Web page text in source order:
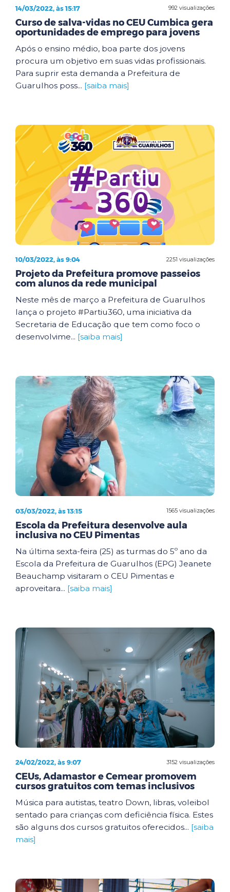
992 visualizações
14/03/2022, às 15:17
Curso de salva-vidas no CEU Cumbica gera
oportunidades de emprego para jovens
Após o ensino médio, boa parte dos jovens
procura um objetivo em suas vidas profissionais.
Para suprir esta demanda a Prefeitura de
Guarulhos poss... [saiba mais]
2251 visualizações
10/03/2022, às 9:04
Projeto da Prefeitura promove passeios
com alunos da rede municipal
Neste mês de março a Prefeitura de Guarulhos
lança o projeto #Partiu360, uma iniciativa da
Secretaria de Educação que tem como foco o
desenvolvime... [saiba mais]
1565 visualizações
03/03/2022, às 13:15
Escola da Prefeitura desenvolve aula
inclusiva no CEU Pimentas
Na última sexta-feira (25) as turmas do 5º ano da
Escola da Prefeitura de Guarulhos (EPG) Jeanete
Beauchamp visitaram o CEU Pimentas e
aproveitara... [saiba mais]
3152 visualizações
24/02/2022, às 9:07
CEUs, Adamastor e Cemear promovem
cursos gratuitos com temas inclusivos
Música para autistas, teatro Down, libras, voleibol
sentado para crianças com deficiência física. Estes
são alguns dos cursos gratuitos oferecidos... [saiba
mais]